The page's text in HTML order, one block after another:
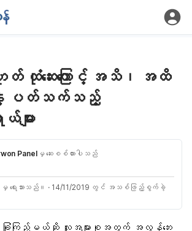
တ် ထုံဆေးကြောင့် အသိ၊ အထိ
နဲ့ ပတ်သက်သည့်
ျား
Panelမှ ဆေးစစ်ထားပါသည်
မှ ရေးသားသည်။ · 14/11/2019 တွင် အသစ်ဖြည့်စွက်ခဲ့
ဟာ ခြုံကြည့်မယ်ဆို လူအများစုအတွက် အလွန်ဘေး